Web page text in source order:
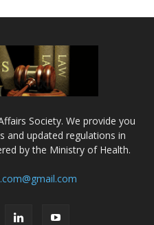
Society. We provide you
and updated regulations in
by the Ministry of Health.